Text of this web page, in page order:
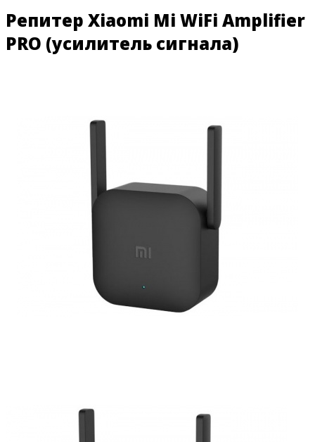
Репитер Xiaomi Mi WiFi Amplifier
PRO (усилитель сигнала)